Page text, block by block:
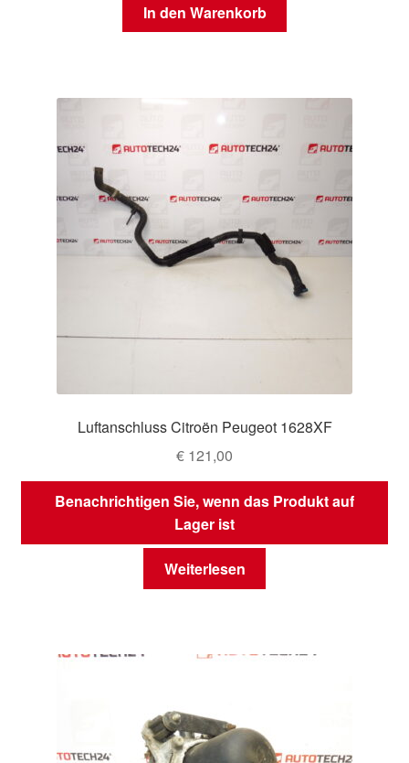
In den Warenkorb
Luftanschluss Citroën Peugeot 1628XF
€ 121,00
Benachrichtigen Sie, wenn das Produkt auf
Lager ist
Weiterlesen